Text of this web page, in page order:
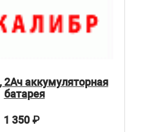
2Ач аккумуляторная
батарея
1 350₽